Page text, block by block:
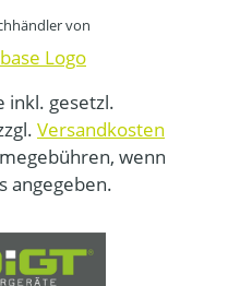
von
inkl. gesetzl.
Versandkosten
wenn
angegeben.